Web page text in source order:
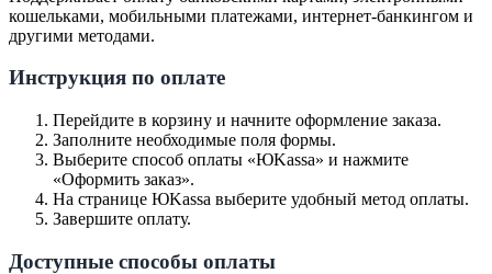
кошельками, мобильными платежами, интернет-банкингом и
другими методами.
Инструкция по оплате
Перейдите в корзину и начните оформление заказа.
Заполните необходимые поля формы.
Выберите способ оплаты «ЮKassa» и нажмите
«Оформить заказ».
На странице ЮKassa выберите удобный метод оплаты.
Завершите оплату.
Доступные способы оплаты